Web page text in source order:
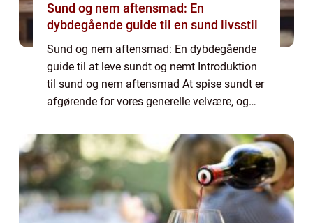
Sund og nem aftensmad: En
dybdegående guide til en sund livsstil
Sund og nem aftensmad: En dybdegående
guide til at leve sundt og nemt Introduktion
til sund og nem aftensmad At spise sundt er
afgørende for vores generelle velvære, og
daglige ernæringsbehov. I denne artikel ...